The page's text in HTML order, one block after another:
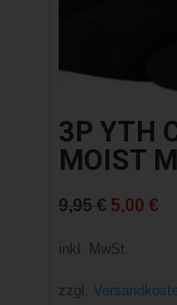
3P YTH
MOIST
9,95 €
Preis
5,00 €
inkl. MwSt.
zzgl.